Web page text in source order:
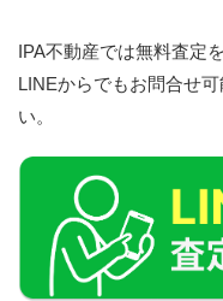
IPA不動産では無料査定
LINEからでもお問合せ
い。